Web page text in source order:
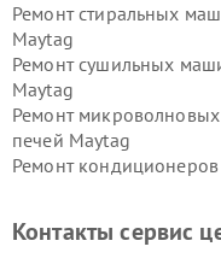
Ремонт стиральных
Maytag
Ремонт сушильных
Maytag
Ремонт микроволновых
печей Maytag
Ремонт
Контакты сервис